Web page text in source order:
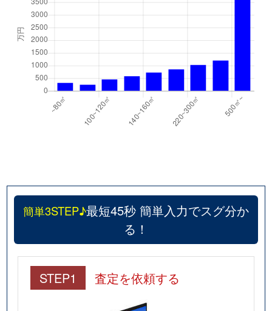
簡単3STEP♪最短45秒 簡単入力でスグ分か
る！
STEP1 査定を依頼する